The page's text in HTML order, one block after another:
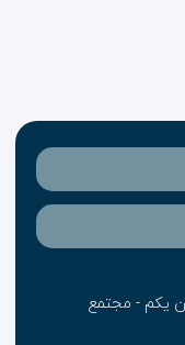
یکم - مجتمع